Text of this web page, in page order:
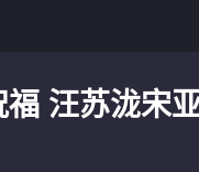
福 汪苏泷宋